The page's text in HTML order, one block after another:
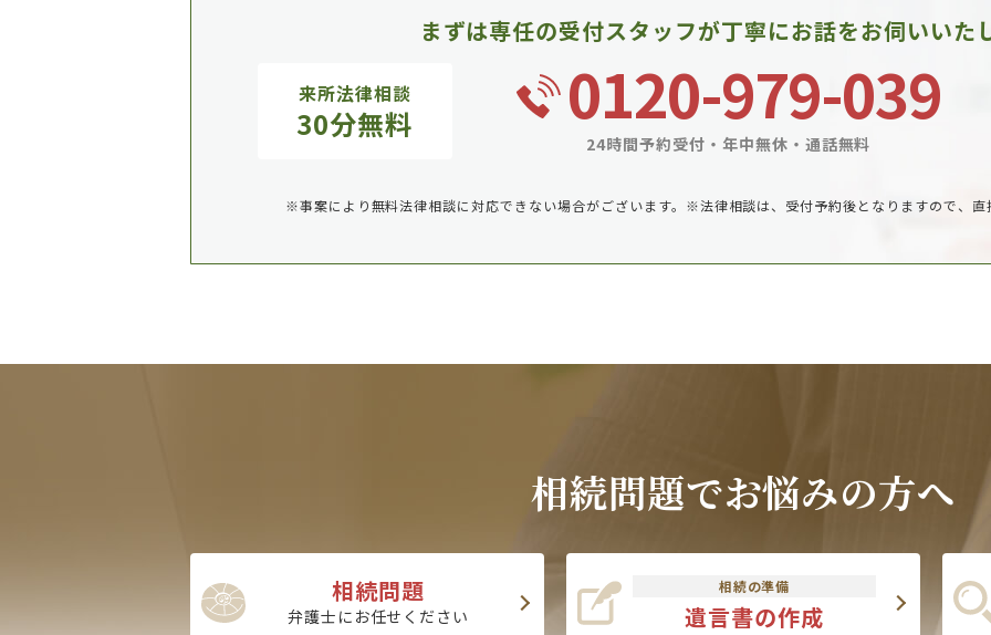
まずは専任の受付スタッフが丁寧にお話をお伺いいた
来所法律相談
30分無料 0120-979-039
24時間予約受付・年中無休・通話無料
※事案により無料法律相談に対応できない場合がございます。 ※法律相談は、受付予約後となりますので、
相続問題でお悩みの方へ
相続問題
弁護士にお任せください
相続の準備
遺言書の作成